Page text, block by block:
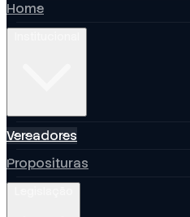
Home
Vereadores
Proposituras